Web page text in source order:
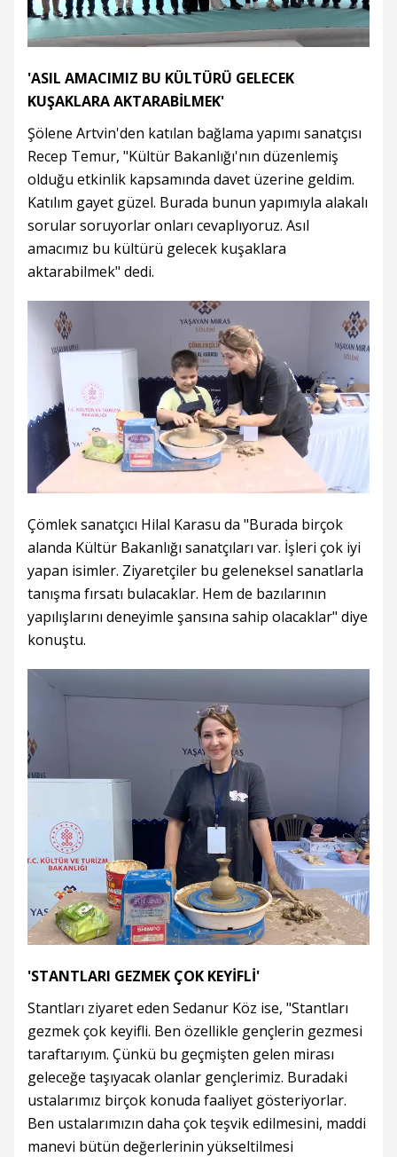
'ASIL AMACIMIZ BU KÜLTÜRÜ GELECEK
KUŞAKLARA AKTARABİLMEK'
Şölene Artvin'den katılan bağlama yapımı sanatçısı
Recep Temur, "Kültür Bakanlığı'nın düzenlemiş
olduğu etkinlik kapsamında davet üzerine geldim.
Katılım gayet güzel. Burada bunun yapımıyla alakalı
sorular soruyorlar onları cevaplıyoruz. Asıl
amacımız bu kültürü gelecek kuşaklara
aktarabilmek" dedi.
Çömlek sanatçıcı Hilal Karasu da "Burada birçok
alanda Kültür Bakanlığı sanatçıları var. İşleri çok iyi
yapan isimler. Ziyaretçiler bu geleneksel sanatlarla
tanışma fırsatı bulacaklar. Hem de bazılarının
yapılışlarını deneyimle şansına sahip olacaklar" diye
konuştu.
'STANTLARI GEZMEK ÇOK KEYİFLİ'
Stantları ziyaret eden Sedanur Köz ise, "Stantları
gezmek çok keyifli. Ben özellikle gençlerin gezmesi
taraftarıyım. Çünkü bu geçmişten gelen mirası
geleceğe taşıyacak olanlar gençlerimiz. Buradaki
ustalarımız birçok konuda faaliyet gösteriyorlar.
Ben ustalarımızın daha çok teşvik edilmesini, maddi
manevi bütün değerlerinin yükseltilmesi